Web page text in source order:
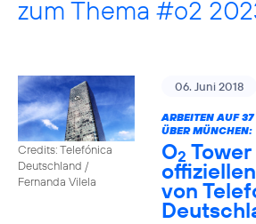
zum Thema #o2
Credits: Telefónica
Deutschland /
Fernanda Vilela
06. Juni 2018
ARBEITEN AUF
ÜBER MÜNCHEN:
O2
von